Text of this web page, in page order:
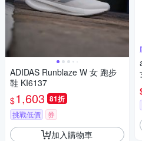
ADIDAS Runblaze W 女 跑步
鞋 KI6137
$1,603 81折
挑戰低價 券
加入購物車